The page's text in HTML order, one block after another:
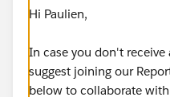
Hi Paulien,
In case you don't receive
suggest joining our
below to collaborate